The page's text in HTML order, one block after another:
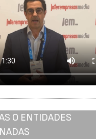
O ENTIDADES